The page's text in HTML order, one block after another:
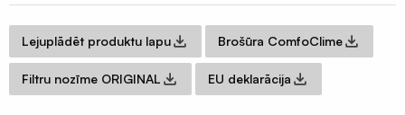
Lejuplādēt produktu lapu Brošūra ComfoClime
Filtru nozīme ORIGINAL EU deklarācija
Gruntis
virsmu
stiprināšanai
Grauzēju